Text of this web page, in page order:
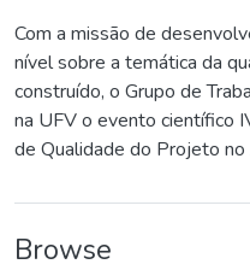
Com a missão de
nível sobre a temática da
construído, o Grupo de
na UFV o evento científico
de Qualidade do Projeto
Browse